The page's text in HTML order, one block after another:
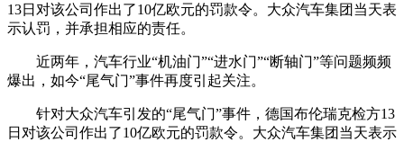
13日对该公司作出了10亿欧元的罚款令。大众汽车集团当天表
示认罚，并承担相应的责任。
近两年，汽车行业“机油门”“进水门”“断轴门”等问题频频
爆出，如今“尾气门”事件再度引起关注。
针对大众汽车引发的“尾气门”事件，德国布伦瑞克检方13
日对该公司作出了10亿欧元的罚款令。大众汽车集团当天表示